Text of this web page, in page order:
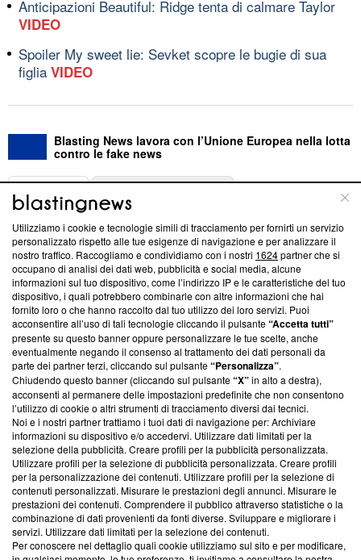
Anticipazioni Beautiful: Ridge tenta di calmare Taylor
VIDEO
Spoiler My sweet lie: Sevket scopre le bugie di sua
figlia VIDEO
Blasting News lavora con l’Unione Europea nella lotta
contro le fake news
ABOUT
Questa sezione offre informazioni trasparenti su Blasting
News, sui nostri processi editoriali e su come ci impegniamo a
creare news di qualità. Inoltre, afferma la nostra aderenza a
‘Trust Project - News with Integrity’Blasting News non è
ancora membro del programma, ma ha richiesto di farne
parte; Trust Project non ha ancora effettuato una verifica di
conformità agli standard.
Su di noi
Team editoriale
Corporate
Redazione
Informativa Privacy
Cookie Policy
Blasting SA, IDI CHE-247.845.224, Via Carlo Frasca, 3 - 6900
Lugano (Svizzera) Tel:+39 0690258937
Utilizziamo i cookie e tecnologie simili di tracciamento per fornirti un servizio
personalizzato rispetto alle tue esigenze di navigazione e per analizzare il
nostro traffico. Raccogliamo e condividiamo con i nostri 1624partner che si
occupano di analisi dei dati web, pubblicità e social media, alcune
informazioni sul tuo dispositivo, come l’indirizzo IP e le caratteristiche del tuo
dispositivo, i quali potrebbero combinarle con altre informazioni che hai
fornito loro o che hanno raccolto dal tuo utilizzo dei loro servizi. Puoi
acconsentire all’uso di tali tecnologie cliccando il pulsante“Accetta tutti”
presente su questo banner oppure personalizzare le tue scelte, anche
eventualmente negando il consenso al trattamento dei dati personali da
parte dei partner terzi, cliccando sul pulsante“Personalizza”.
Chiudendo questo banner (cliccando sul pulsante“X”in alto a destra),
acconsenti al permanere delle impostazioni predefinite che non consentono
l’utilizzo di cookie o altri strumenti di tracciamento diversi dai tecnici.
Noi e i nostri partner trattiamo i tuoi dati di navigazione per: Archiviare
informazioni su dispositivo e/o accedervi. Utilizzare dati limitati per la
selezione della pubblicità. Creare profili per la pubblicità personalizzata.
Utilizzare profili per la selezione di pubblicità personalizzata. Creare profili
per la personalizzazione dei contenuti. Utilizzare profili per la selezione di
contenuti personalizzati. Misurare le prestazioni degli annunci. Misurare le
prestazioni dei contenuti. Comprendere il pubblico attraverso statistiche o la
combinazione di dati provenienti da fonti diverse. Sviluppare e migliorare i
servizi. Utilizzare dati limitati per la selezione dei contenuti.
Per conoscere nel dettaglio quali cookie utilizziamo sul sito e per modificare,